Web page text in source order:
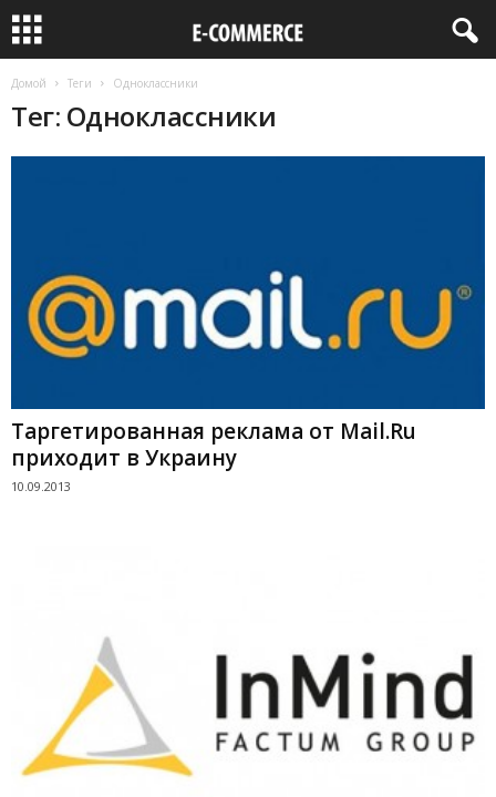
Домой Теги Одноклассники
Тег: Одноклассники
Таргетированная реклама от Mail.Ru
приходит в Украину
10.09.2013